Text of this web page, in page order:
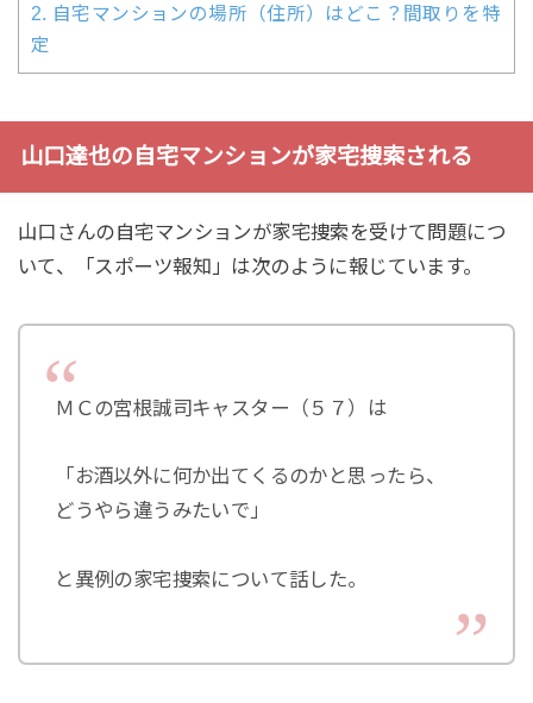
2. 自宅マンションの場所（住所）はどこ？間取りを特
定
山口達也の自宅マンションが家宅捜索される
山口さんの自宅マンションが家宅捜索を受けて問題につ
いて、「スポーツ報知」は次のように報じています。
ＭＣの宮根誠司キャスター（５７）は
「お酒以外に何か出てくるのかと思ったら、
どうやら違うみたいで」
と異例の家宅捜索について話した。